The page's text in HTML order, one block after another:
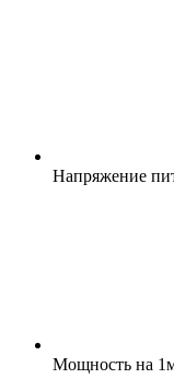
Напряжение
Мощность на